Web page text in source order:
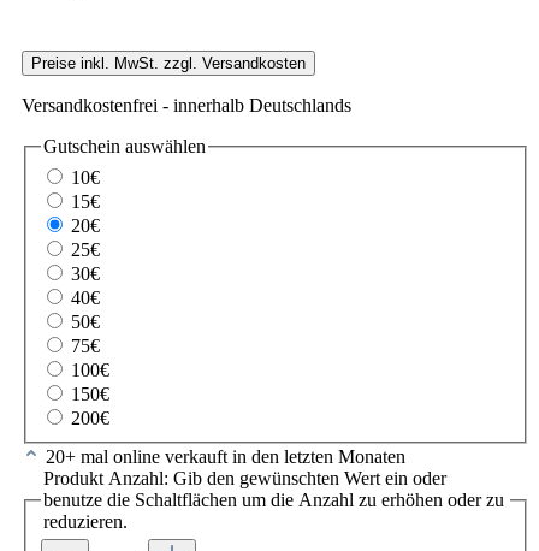
Preise inkl. MwSt. zzgl. Versandkosten
Versandkostenfrei - innerhalb Deutschlands
Gutschein auswählen
10€
15€
20€
25€
30€
40€
50€
75€
100€
150€
200€
20+ mal online verkauft in den letzten Monaten
Produkt Anzahl: Gib den gewünschten Wert ein oder
benutze die Schaltflächen um die Anzahl zu erhöhen oder zu
reduzieren.